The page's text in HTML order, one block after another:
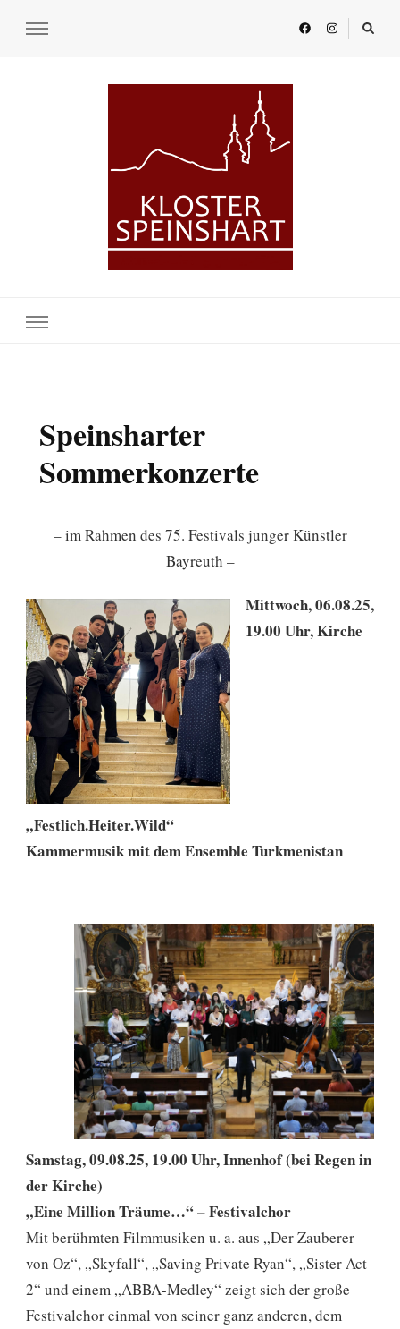
Speinsharter
Sommerkonzerte
– im Rahmen des 75. Festivals junger Künstler
Bayreuth –
Mittwoch, 06.08.25,
19.00 Uhr, Kirche
„Festlich.Heiter.Wild“
Kammermusik mit dem Ensemble Turkmenistan
Samstag, 09.08.25, 19.00 Uhr, Innenhof (bei Regen in
der Kirche)
„Eine Million Träume…“ – Festivalchor
Mit berühmten Filmmusiken u. a. aus „Der Zauberer
von Oz“, „Skyfall“, „Saving Private Ryan“, „Sister Act
2“ und einem „ABBA-Medley“ zeigt sich der große
Festivalchor einmal von seiner ganz anderen, dem